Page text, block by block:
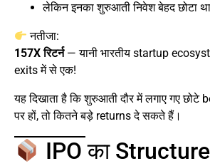
लेकिन इनका शुरुआती निवेश बेहद छोटा था
नतीजा:
157X रिटर्न— यानी भारतीय startup
exits में से एक!
यह दिखाता है कि शुरुआती दौर में लगाए गए छोटे
पर हों, तो कितने बड़े returns दे सकते हैं।
IPO का Structure